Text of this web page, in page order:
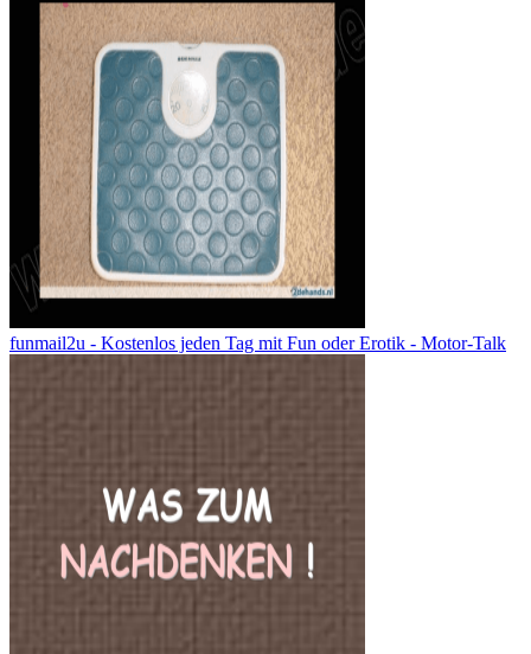
funmail2u - Kostenlos jeden Tag mit Fun oder Erotik - Motor-Talk